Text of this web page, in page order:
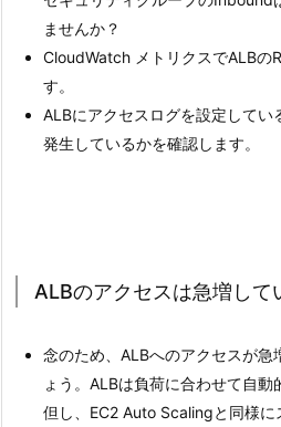
ませんか？
CloudWatch メトリクスでALBの
す。
ALBにアクセスログを設定して
発生しているかを確認します。
ALBのアクセスは急増して
念のため、ALBへのアクセスが急
ょう。ALBは負荷に合わせて自動
但し、EC2 Auto Scalingと同様